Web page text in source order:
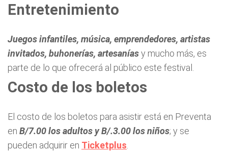
Entretenimiento
Juegos infantiles, música, emprendedores, artistas
invitados, buhonerías, artesaníasy mucho más, es
parte de lo que ofrecerá al público este festival.
Costo de los boletos
El costo de los boletos para asistir está en Preventa
en B/7.00 los adultos y B/.3.00 los niños; y se
pueden adquirir en Ticketplus